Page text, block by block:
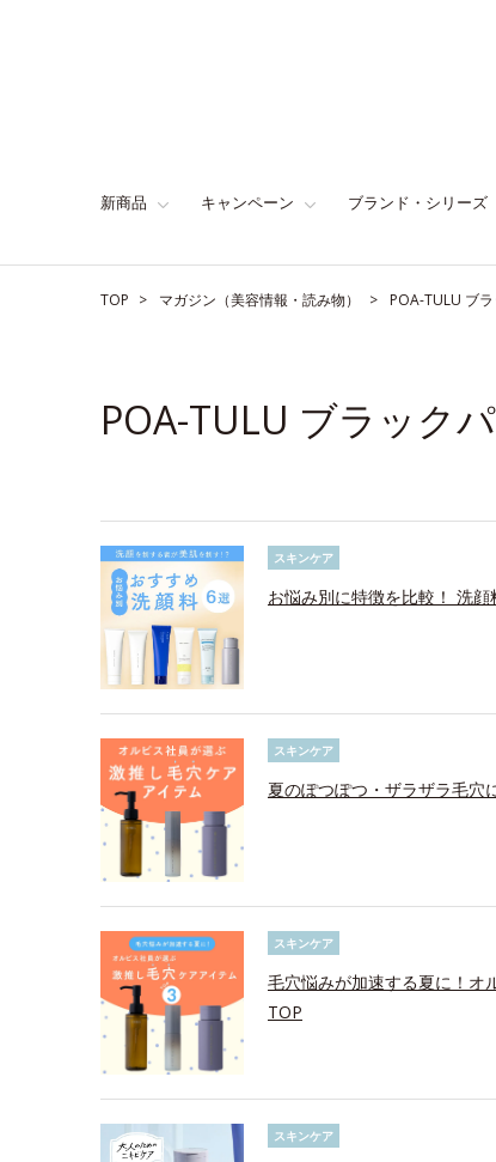
新商品 キャンペーン ブランド・シリーズ
TOP マガジン（美容情報・読み物） POA-TULU ブ
POA-TULU ブラック
スキンケア
お悩み別に特徴を比較！ 洗顔
スキンケア
夏のぽつぽつ・ザラザラ毛穴
スキンケア
毛穴悩みが加速する夏に！オ
TOP
スキンケア